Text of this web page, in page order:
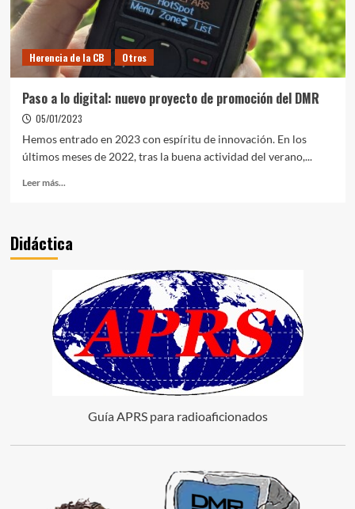
Herencia de la CB Otros
Paso a lo digital: nuevo proyecto de promoción del DMR
05/01/2023
Hemos entrado en 2023 con espíritu de innovación. En los
últimos meses de 2022, tras la buena actividad del verano,...
Leer más...
Didáctica
Guía APRS para radioaficionados